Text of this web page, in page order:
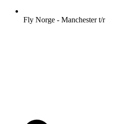
Fly Norge - Manchester t/r